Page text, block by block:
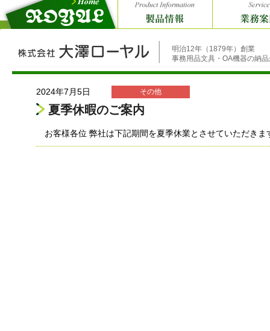
明治12年（1879年）創業
事務用品文具・OA機器の納
2024年7月5日 その他
夏季休暇のご案内
お客様各位 弊社は下記期間を夏季休業とさせていただき